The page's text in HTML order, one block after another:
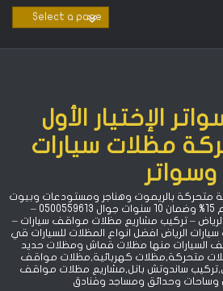
الإختيار الأول
مظلات سيارات
وسواتر
متحركة بالريموت وهناجر ومستودعات وبيوت
شعر وقرميد بالرياض خصم 15% ‏وضمان 10 سنوات جوال 0500559613 –
وسواتر الرياض – تركيب مشاريع مظلات مواقف سيارات –
الرياض افضل انواع المظلات للسيارات قي
السيارات منها مظلات قماش ومظلات حديد
متحركة,مظلات كهربائية,مظلات مواقف
ساندوتش بانل,مشاريع مظلات مواقف
وساحات وحدائق ومساجد وفنادق